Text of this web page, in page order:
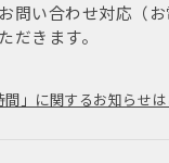
問い合わせ対応（
だきます。
」に関するお知らせは